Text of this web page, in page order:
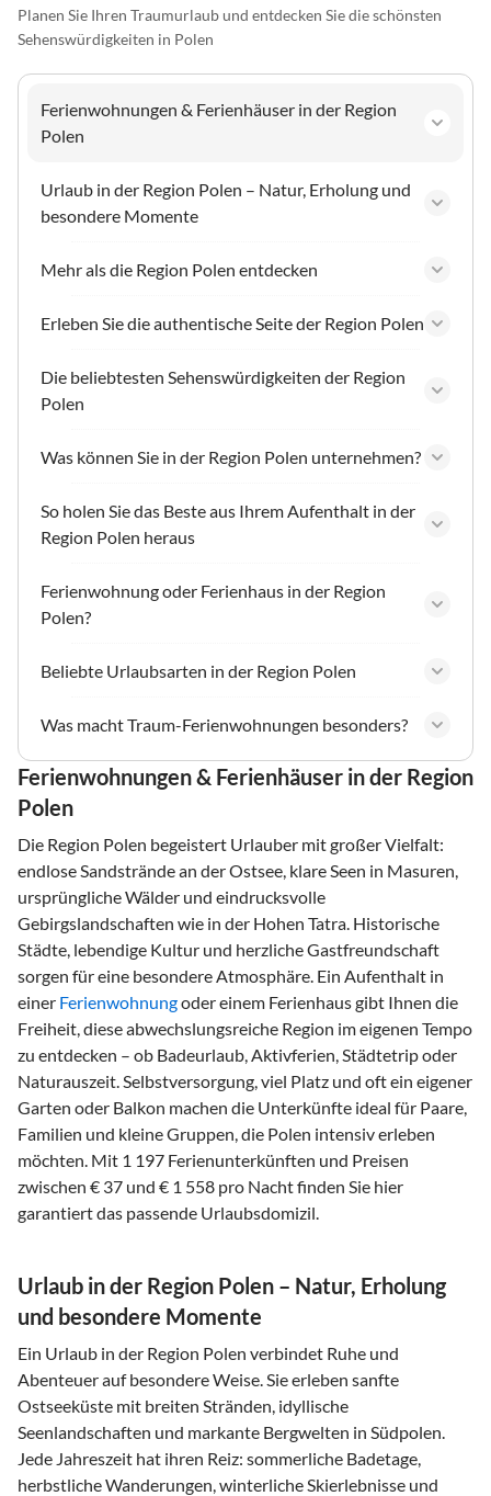
Planen Sie Ihren Traumurlaub und entdecken Sie die schönsten
Sehenswürdigkeiten in Polen
Ferienwohnungen & Ferienhäuser in der Region
Polen
Urlaub in der Region Polen – Natur, Erholung und
besondere Momente
Mehr als die Region Polen entdecken
Erleben Sie die authentische Seite der Region Polen
Die beliebtesten Sehenswürdigkeiten der Region
Polen
Was können Sie in der Region Polen unternehmen?
So holen Sie das Beste aus Ihrem Aufenthalt in der
Region Polen heraus
Ferienwohnung oder Ferienhaus in der Region
Polen?
Beliebte Urlaubsarten in der Region Polen
Was macht Traum-Ferienwohnungen besonders?
Ferienwohnungen & Ferienhäuser in der Region
Polen
Die Region Polen begeistert Urlauber mit großer Vielfalt:
endlose Sandstrände an der Ostsee, klare Seen in Masuren,
ursprüngliche Wälder und eindrucksvolle
Gebirgslandschaften wie in der Hohen Tatra. Historische
Städte, lebendige Kultur und herzliche Gastfreundschaft
sorgen für eine besondere Atmosphäre. Ein Aufenthalt in
einer Ferienwohnungoder einem Ferienhaus gibt Ihnen die
Freiheit, diese abwechslungsreiche Region im eigenen Tempo
zu entdecken – ob Badeurlaub, Aktivferien, Städtetrip oder
Naturauszeit. Selbstversorgung, viel Platz und oft ein eigener
Garten oder Balkon machen die Unterkünfte ideal für Paare,
Familien und kleine Gruppen, die Polen intensiv erleben
möchten. Mit 1 197 Ferienunterkünften und Preisen
zwischen € 37 und € 1 558 pro Nacht finden Sie hier
garantiert das passende Urlaubsdomizil.
Urlaub in der Region Polen – Natur, Erholung
und besondere Momente
Ein Urlaub in der Region Polen verbindet Ruhe und
Abenteuer auf besondere Weise. Sie erleben sanfte
Ostseeküste mit breiten Stränden, idyllische
Seenlandschaften und markante Bergwelten in Südpolen.
Jede Jahreszeit hat ihren Reiz: sommerliche Badetage,
herbstliche Wanderungen, winterliche Skierlebnisse und